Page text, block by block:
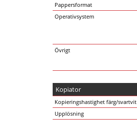
Pappersformat
Operativsystem
Övrigt
Kopiator
Kopieringshastighet färg/svartvit
Upplösning